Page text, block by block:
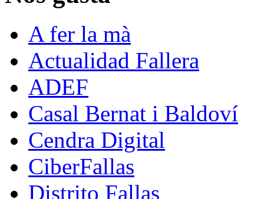
A fer la mà
Actualidad Fallera
ADEF
Casal Bernat i Baldoví
Cendra Digital
CiberFallas
Distrito Fallas